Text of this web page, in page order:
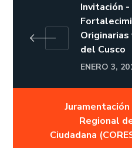
Invitación
Originarias
del Cusco
ENERO 3,
Regional
Ciudadana